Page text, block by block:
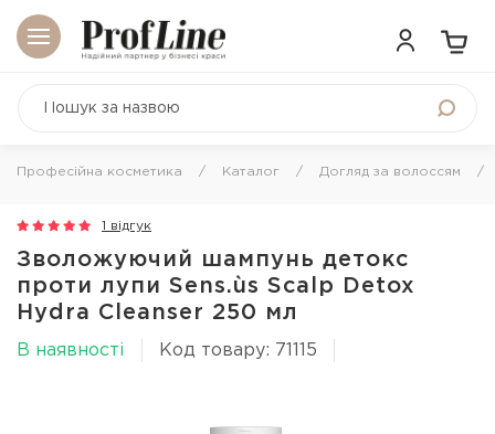
Професійна косметика Каталог Догляд за волоссям
1 відгук
Зволожуючий шампунь детокс
проти лупи Sens.ùs Scalp Detox
Hydra Cleanser 250 мл
В наявності Код товару: 71115